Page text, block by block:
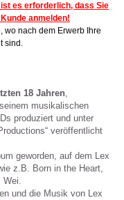
ist es erforderlich, dass Sie
anmelden!
wo nach dem Erwerb Ihre
sind.
18 Jahren,
musikalischen
produziert und unter
veröffentlicht
geworden, auf dem Lex
z.B. Born in the Heart,
Wei.
und die Musik von Lex